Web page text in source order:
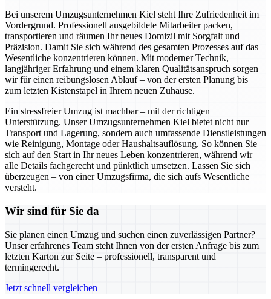
Bei unserem Umzugsunternehmen Kiel steht Ihre Zufriedenheit im
Vordergrund. Professionell ausgebildete Mitarbeiter packen,
transportieren und räumen Ihr neues Domizil mit Sorgfalt und
Präzision. Damit Sie sich während des gesamten Prozesses auf das
Wesentliche konzentrieren können. Mit moderner Technik,
langjähriger Erfahrung und einem klaren Qualitätsanspruch sorgen
wir für einen reibungslosen Ablauf – von der ersten Planung bis
zum letzten Kistenstapel in Ihrem neuen Zuhause.
Ein stressfreier Umzug ist machbar – mit der richtigen
Unterstützung. Unser Umzugsunternehmen Kiel bietet nicht nur
Transport und Lagerung, sondern auch umfassende Dienstleistungen
wie Reinigung, Montage oder Haushaltsauflösung. So können Sie
sich auf den Start in Ihr neues Leben konzentrieren, während wir
alle Details fachgerecht und pünktlich umsetzen. Lassen Sie sich
überzeugen – von einer Umzugsfirma, die sich aufs Wesentliche
versteht.
Wir sind für Sie da
Sie planen einen Umzug und suchen einen zuverlässigen Partner?
Unser erfahrenes Team steht Ihnen von der ersten Anfrage bis zum
letzten Karton zur Seite – professionell, transparent und
termingerecht.
Jetzt schnell vergleichen